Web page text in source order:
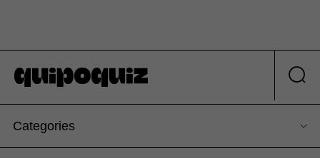
Categories